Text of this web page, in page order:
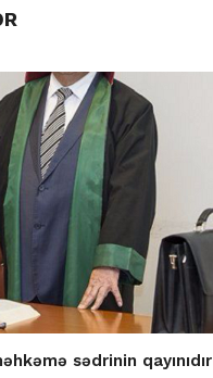
sədrinin qayınıdır